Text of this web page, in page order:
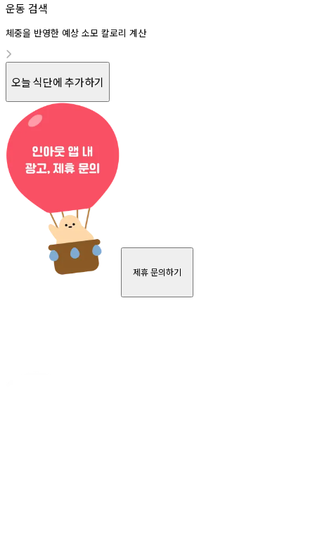
운동 검색
체중을 반영한 예상 소모 칼로리 계산
오늘 식단에 추가하기
제휴 문의하기